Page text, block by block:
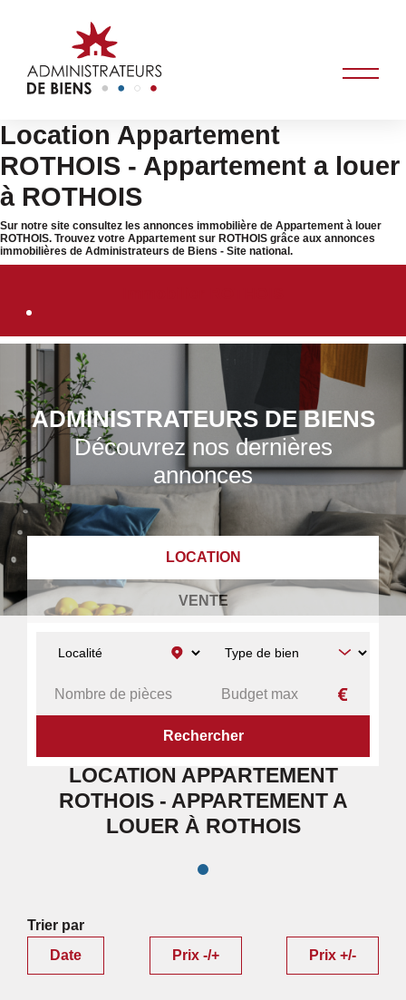
Location Appartement
ROTHOIS - Appartement a louer
à ROTHOIS
Sur notre site consultez les annonces immobilière de Appartement à louer
ROTHOIS. Trouvez votre Appartement sur ROTHOIS grâce aux annonces
immobilières de Administrateurs de Biens - Site national.
ADMINISTRATEURS DE BIENS
Découvrez nos dernières
annonces
LOCATION
VENTE
ACCUEIL A LOUER APPARTEMENT ROTHOIS
LOCATION APPARTEMENT
ROTHOIS - APPARTEMENT A
LOUER À ROTHOIS
Trier par
Date
Prix -/+ Prix +/-